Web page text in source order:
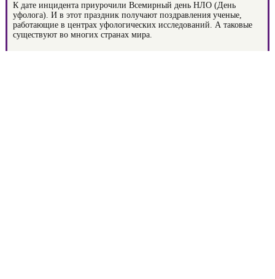
К дате инцидента приурочили Всемирный день НЛО (День
уфолога). И в этот праздник получают поздравления ученые,
работающие в центрах уфологических исследований. А таковые
существуют во многих странах мира.